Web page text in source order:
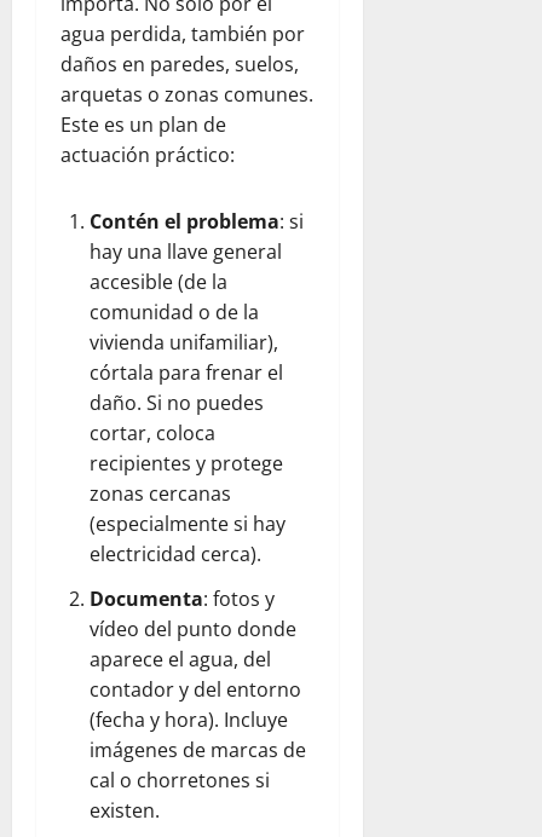
agua perdida, también por
daños en paredes, suelos,
arquetas o zonas comunes.
Este es un plan de
actuación práctico:
Contén el problema: si
hay una llave general
accesible (de la
comunidad o de la
vivienda unifamiliar),
córtala para frenar el
daño. Si no puedes
cortar, coloca
recipientes y protege
zonas cercanas
(especialmente si hay
electricidad cerca).
Documenta: fotos y
vídeo del punto donde
aparece el agua, del
contador y del entorno
(fecha y hora). Incluye
imágenes de marcas de
cal o chorretones si
existen.